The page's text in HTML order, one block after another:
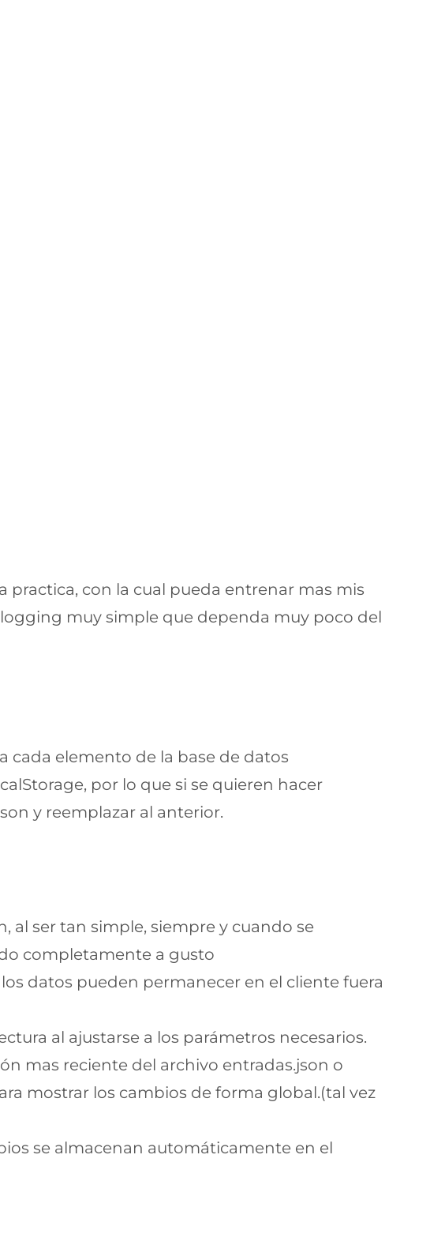
con la cual pueda entrenar mas mis
muy simple que dependa muy poco del
cada elemento de la base de datos
por lo que si se quieren hacer
y reemplazar al anterior.
al ser tan simple, siempre y cuando se
completamente a gusto
datos pueden permanecer en el cliente fuera
al ajustarse a los parámetros necesarios.
mas reciente del archivo entradas.json o
mostrar los cambios de forma global.(tal vez
se almacenan automáticamente en el